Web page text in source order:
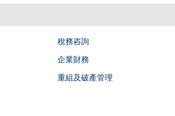
稅務咨詢
企業財務
重組及破產管理